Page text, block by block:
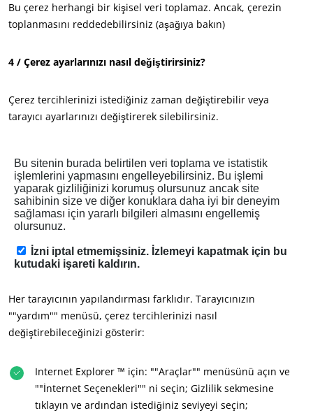
İŞ SEKTÖRLERIMIZ
Tarımsal gıda
Kozmetikler
Tekstiller
Ormancılık
Evde bakım ürünleri
Bu çerez herhangi bir kişisel veri toplamaz. Ancak, çerezin
toplanmasını reddedebilirsiniz (aşağıya bakın)
4 / Çerez ayarlarınızı nasıl değiştirirsiniz?
Çerez tercihlerinizi istediğiniz zaman değiştirebilir veya
tarayıcı ayarlarınızı değiştirerek silebilirsiniz.
Her tarayıcının yapılandırması farklıdır. Tarayıcınızın
""yardım"" menüsü, çerez tercihlerinizi nasıl
değiştirebileceğinizi gösterir:
Internet Explorer ™ için: ""Araçlar"" menüsünü açın ve
""İnternet Seçenekleri"" ni seçin; Gizlilik sekmesine
tıklayın ve ardından istediğiniz seviyeyi seçin;